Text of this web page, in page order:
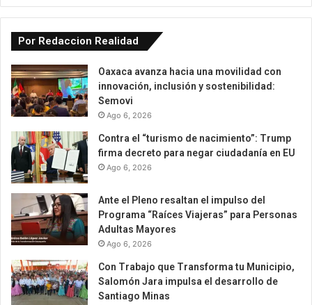
Por Redaccion Realidad
Oaxaca avanza hacia una movilidad con
innovación, inclusión y sostenibilidad:
Semovi
Ago 6, 2026
Contra el “turismo de nacimiento”: Trump
firma decreto para negar ciudadanía en EU
Ago 6, 2026
Ante el Pleno resaltan el impulso del
Programa “Raíces Viajeras” para Personas
Adultas Mayores
Ago 6, 2026
Con Trabajo que Transforma tu Municipio,
Salomón Jara impulsa el desarrollo de
Santiago Minas